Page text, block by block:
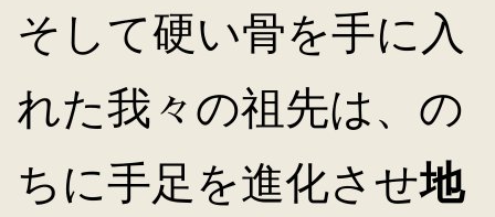
そして硬い骨を手に入
れた我々の祖先は、の
ちに手足を進化させ地